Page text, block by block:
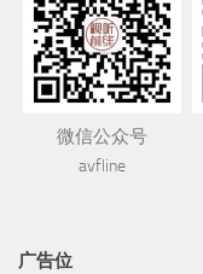
微信公众号
avfline
广告位